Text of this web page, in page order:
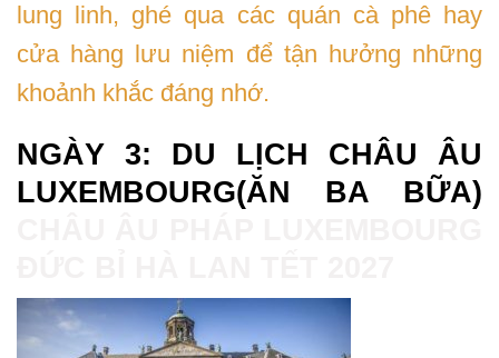
lung linh, ghé qua các quán cà phê hay
cửa hàng lưu niệm để tận hưởng những
khoảnh khắc đáng nhớ.
NGÀY 3: DU LỊCH CHÂU ÂU
LUXEMBOURG(ĂN BA BỮA)